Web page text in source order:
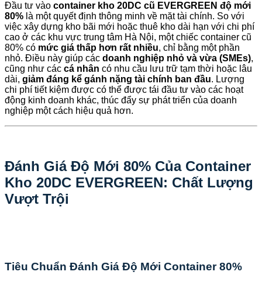
Đầu tư vào container kho 20DC cũ EVERGREEN độ mới
80% là một quyết định thông minh về mặt tài chính. So với
việc xây dựng kho bãi mới hoặc thuê kho dài hạn với chi phí
cao ở các khu vực trung tâm Hà Nội, một chiếc container cũ
80% có mức giá thấp hơn rất nhiều, chỉ bằng một phần
nhỏ. Điều này giúp các doanh nghiệp nhỏ và vừa (SMEs),
cũng như các cá nhân có nhu cầu lưu trữ tạm thời hoặc lâu
dài, giảm đáng kể gánh nặng tài chính ban đầu. Lượng
chi phí tiết kiệm được có thể được tái đầu tư vào các hoạt
động kinh doanh khác, thúc đẩy sự phát triển của doanh
nghiệp một cách hiệu quả hơn.
Đánh Giá Độ Mới 80% Của Container
Kho 20DC EVERGREEN: Chất Lượng
Vượt Trội
Tiêu Chuẩn Đánh Giá Độ Mới Container 80%